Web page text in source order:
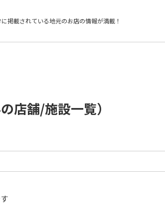
掲載されている地元のお店の情報が満載！
店舗/施設一覧）